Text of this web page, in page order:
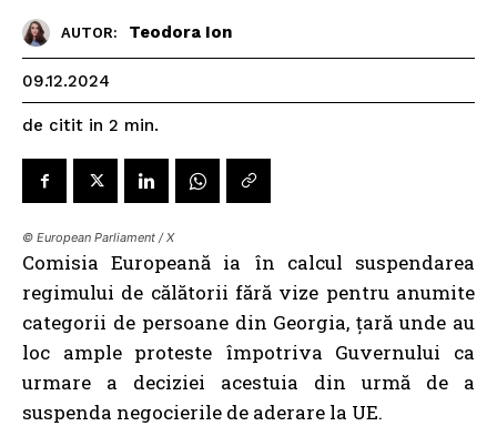
AUTOR: Teodora Ion
09.12.2024
de citit in 2 min.
© European Parliament / X
Comisia Europeană ia în calcul suspendarea
regimului de călătorii fără vize pentru anumite
categorii de persoane din Georgia, țară unde au
loc ample proteste împotriva Guvernului ca
urmare a deciziei acestuia din urmă de a
suspenda negocierile de aderare la UE.